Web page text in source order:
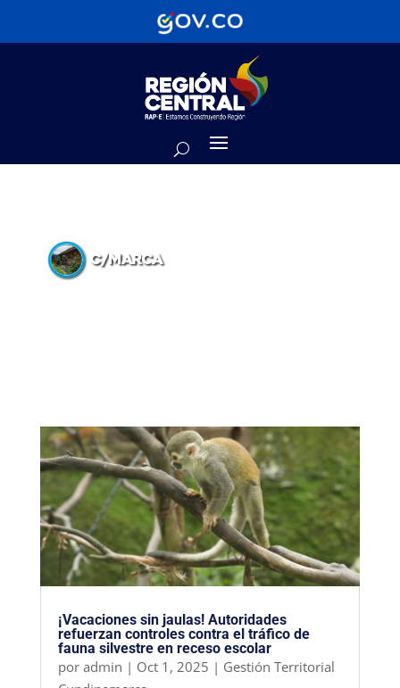
¡Vacaciones sin jaulas! Autoridades
refuerzan controles contra el tráfico de
fauna silvestre en receso escolar
por admin | Oct 1, 2025 | Gestión Territorial